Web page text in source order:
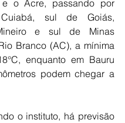
e o Acre, passando por
Cuiabá, sul de Goiás,
e sul de Minas
Branco (AC), a mínima
enquanto em Bauru
podem chegar a
o instituto, há previsão